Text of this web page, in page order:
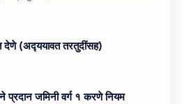
आकारी पड जमिनी परत देणे (अद्‍ययावत तरतुदींसह)
प्रदान जमिनी वर्ग १ करणे नियम